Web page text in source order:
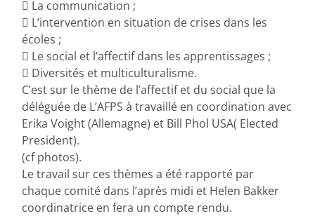
 La communication ;
 L’intervention en situation de crises dans les
écoles ;
 Le social et l’affectif dans les apprentissages ;
 Diversités et multiculturalisme.
C’est sur le thème de l’affectif et du social que la
déléguée de L’AFPS à travaillé en coordination avec
Erika Voight (Allemagne) et Bill Phol USA( Elected
President).
(cf photos).
Le travail sur ces thèmes a été rapporté par
chaque comité dans l’après midi et Helen Bakker
coordinatrice en fera un compte rendu.